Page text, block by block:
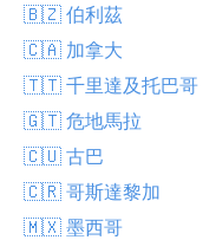
🇧🇿 伯利茲
🇨🇦 加拿大
🇹🇹 千里達及托巴哥
🇬🇹 危地馬拉
🇨🇺 古巴
🇨🇷 哥斯達黎加
🇲🇽 墨西哥